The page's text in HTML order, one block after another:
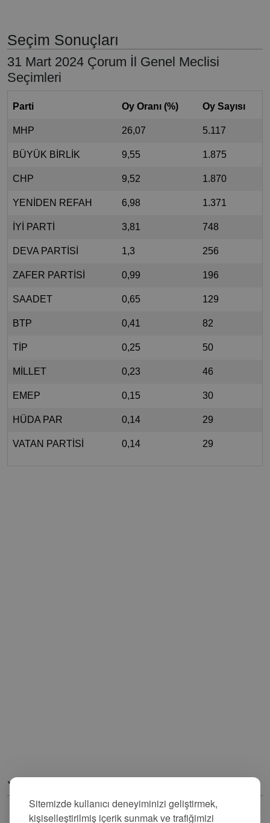
Sitemizde kullanıcı deneyiminizi geliştirmek,
kişiselleştirilmiş içerik sunmak ve trafiğimizi
Seçim Sonuçları
31 Mart 2024 Çorum İl Genel Meclisi
Seçimleri
Parti Oy Oranı (%) Oy Sayısı
MHP 26,07 5.117
BÜYÜK BİRLİK 9,55 1.875
CHP 9,52 1.870
YENİDEN REFAH 6,98 1.371
İYİ PARTİ 3,81 748
DEVA PARTİSİ 1,3 256
ZAFER PARTİSİ 0,99 196
SAADET 0,65 129
BTP 0,41 82
TİP 0,25 50
MİLLET 0,23 46
EMEP 0,15 30
HÜDA PAR 0,14 29
VATAN PARTİSİ 0,14 29
Yorumlar